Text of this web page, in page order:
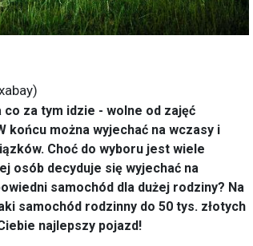
co za tym idzie - wolne od zajęć
końcu można wyjechać na wczasy i
Choć do wyboru jest wiele
osób decyduje się wyjechać na
samochód dla dużej rodziny? Na
samochód rodzinny do 50 tys. złotych
najlepszy pojazd!